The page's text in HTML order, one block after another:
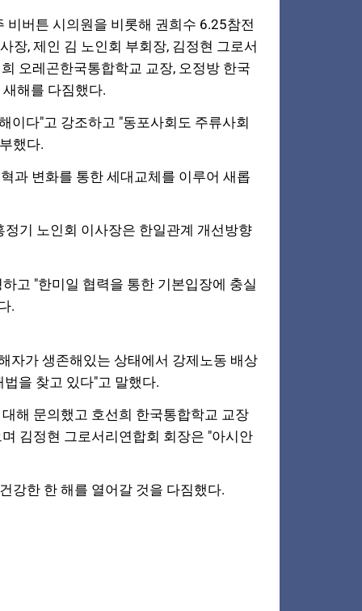
버튼 시의원을 비롯해 권희수 6.25참전
장, 제인 김 노인회 부회장, 김정현 그로서
오레곤한국통합학교 교장, 오정방 한국
해를 다짐했다.
이다"고 강조하고 "동포사회도 주류사회
했다.
과 변화를 통한 세대교체를 이루어 새롭
기 노인회 이사장은 한일관계 개선방향
고 "한미일 협력을 통한 기본입장에 충실
.
자가 생존해있는 상태에서 강제노동 배상
을 찾고 있다"고 말했다.
해 문의했고 호선희 한국통합학교 교장
김정현 그로서리연합회 회장은 "아시안
강한 한 해를 열어갈 것을 다짐했다.